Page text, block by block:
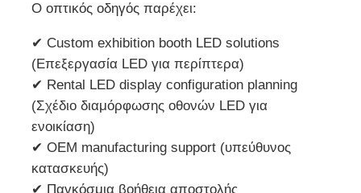
Ο οπτικός οδηγός παρέχει:
✔ Custom exhibition booth LED solutions
(Επεξεργασία LED για περίπτερα)
✔ Rental LED display configuration planning
(Σχέδιο διαμόρφωσης οθονών LED για
ενοικίαση)
✔ OEM manufacturing support (υπεύθυνος
κατασκευής)
✔ Παγκόσμια βοήθεια αποστολής